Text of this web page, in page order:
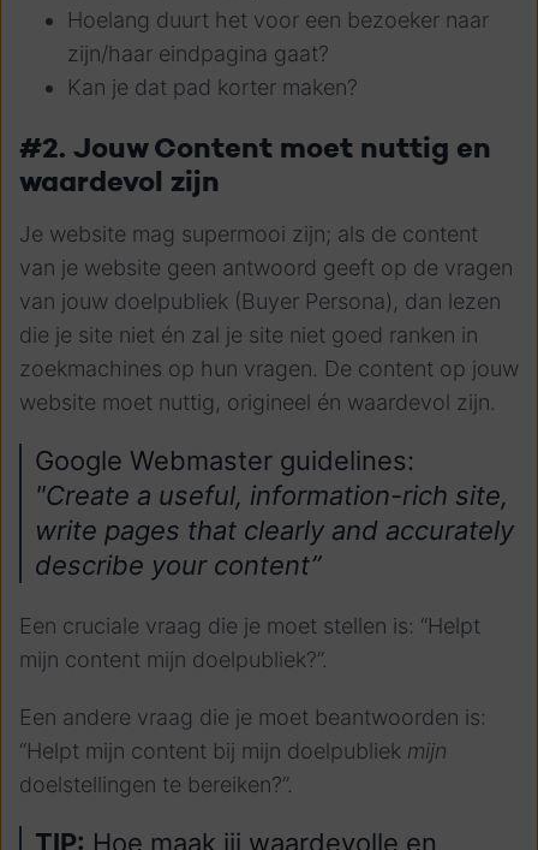
Hoelang duurt het voor een bezoeker naar
zijn/haar eindpagina gaat?
Kan je dat pad korter maken?
#2. Jouw Content moet nuttig en
waardevol zijn
Je website mag supermooi zijn; als de content
van je website geen antwoord geeft op de vragen
van jouw doelpubliek (Buyer Persona), dan lezen
die je site niet én zal je site niet goed ranken in
zoekmachines op hun vragen. De content op jouw
website moet nuttig, origineel én waardevol zijn.
Google Webmaster guidelines:
"Create a useful, information-rich site,
write pages that clearly and accurately
describe your content”
Een cruciale vraag die je moet stellen is: “Helpt
mijn content mijn doelpubliek?”.
Een andere vraag die je moet beantwoorden is:
“Helpt mijn content bij mijn doelpubliek mijn
doelstellingen te bereiken?”.
TIP: Hoe maak jij waardevolle en